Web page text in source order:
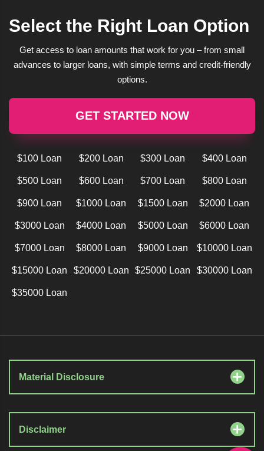
Select the Right Loan Option
Get access to loan amounts that work for you – from small
advances to larger loans, with simple terms and credit-friendly
options.
GET STARTED NOW
$100 Loan $200 Loan $300 Loan $400 Loan
$500 Loan $600 Loan $700 Loan $800 Loan
$900 Loan $1000 Loan $1500 Loan $2000 Loan
$3000 Loan $4000 Loan $5000 Loan $6000 Loan
$7000 Loan $8000 Loan $9000 Loan $10000 Loan
$15000 Loan $20000 Loan $25000 Loan $30000 Loan
$35000 Loan
Material Disclosure
Disclaimer